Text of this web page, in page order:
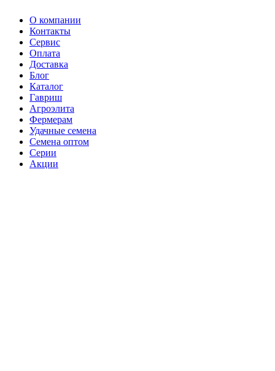
О компании
Контакты
Сервис
Оплата
Доставка
Блог
Каталог
Гавриш
Агроэлита
Фермерам
Удачные семена
Семена оптом
Серии
Акции